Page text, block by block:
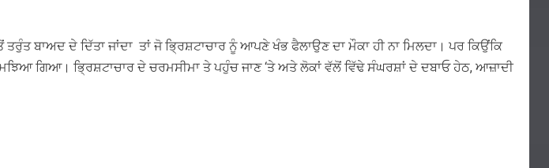
ਬਾਅਦ ਦੇ ਦਿੱਤਾ ਜਾਂਦਾ ਤਾਂ ਜੋ ਭ੍ਰਿਸ਼ਟਾਚਾਰ ਨੂੰ ਆਪਣੇ ਖੰਭ ਫੈਲਾਉਣ ਦਾ ਮੌਕਾ ਹੀ ਨਾ ਮਿਲਦਾ। ਪਰ ਕਿਉਂਕਿ
ਗਿਆ। ਭ੍ਰਿਸ਼ਟਾਚਾਰ ਦੇ ਚਰਮਸੀਮਾ ਤੇ ਪਹੁੰਚ ਜਾਣ ‘ਤੇ ਅਤੇ ਲੋਕਾਂ ਵੱਲੋਂ ਵਿੱਢੇ ਸੰਘਰਸ਼ਾਂ ਦੇ ਦਬਾਓ ਹੇਠ, ਆਜ਼ਾਦੀ